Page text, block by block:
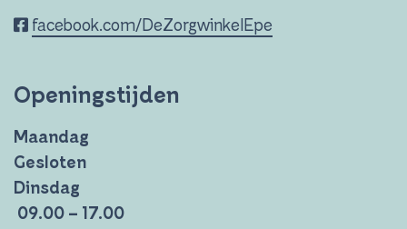
facebook.com/DeZorgwinkelEpe
Openingstijden
Maandag
Gesloten
Dinsdag
09.00 – 17.00